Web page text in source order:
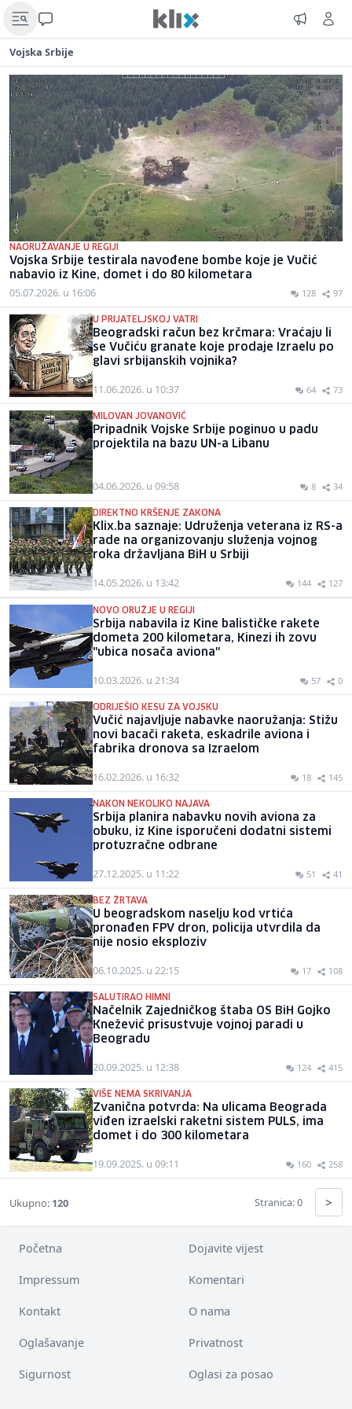
Vojska Srbije
NAORUŽAVANJE U REGIJI
Vojska Srbije testirala navođene bombe koje je Vučić
nabavio iz Kine, domet i do 80 kilometara
05.07.2026. u 16:06 128 97
U PRIJATELJSKOJ VATRI
Beogradski račun bez krčmara: Vraćaju li
se Vučiću granate koje prodaje Izraelu po
glavi srbijanskih vojnika?
11.06.2026. u 10:37 64 73
MILOVAN JOVANOVIĆ
Pripadnik Vojske Srbije poginuo u padu
projektila na bazu UN-a Libanu
04.06.2026. u 09:58 8 34
DIREKTNO KRŠENJE ZAKONA
Klix.ba saznaje: Udruženja veterana iz RS-a
rade na organizovanju služenja vojnog
roka državljana BiH u Srbiji
14.05.2026. u 13:42 144 127
NOVO ORUŽJE U REGIJI
Srbija nabavila iz Kine balističke rakete
dometa 200 kilometara, Kinezi ih zovu
"ubica nosača aviona"
10.03.2026. u 21:34 57 0
ODRIJEŠIO KESU ZA VOJSKU
Vučić najavljuje nabavke naoružanja: Stižu
novi bacači raketa, eskadrile aviona i
fabrika dronova sa Izraelom
16.02.2026. u 16:32 18 145
NAKON NEKOLIKO NAJAVA
Srbija planira nabavku novih aviona za
obuku, iz Kine isporučeni dodatni sistemi
protuzračne odbrane
27.12.2025. u 11:22 51 41
BEZ ŽRTAVA
U beogradskom naselju kod vrtića
pronađen FPV dron, policija utvrdila da
nije nosio eksploziv
06.10.2025. u 22:15 17 108
SALUTIRAO HIMNI
Načelnik Zajedničkog štaba OS BiH Gojko
Knežević prisustvuje vojnoj paradi u
Beogradu
20.09.2025. u 12:38 124 415
VIŠE NEMA SKRIVANJA
Zvanična potvrda: Na ulicama Beograda
viđen izraelski raketni sistem PULS, ima
domet i do 300 kilometara
19.09.2025. u 09:11 160 258
Ukupno: 120 Stranica: 0 >
Početna Dojavite vijest
Impressum Komentari
Kontakt O nama
Oglašavanje Privatnost
Sigurnost Oglasi za posao